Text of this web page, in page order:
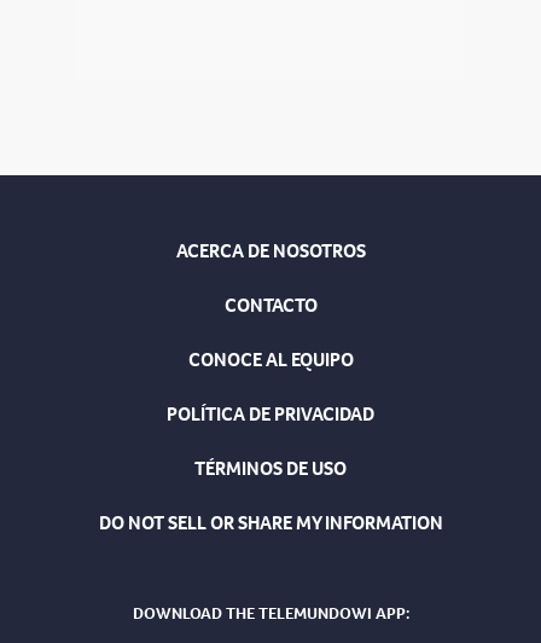
ACERCA DE NOSOTROS
CONTACTO
CONOCE AL EQUIPO
POLÍTICA DE PRIVACIDAD
TÉRMINOS DE USO
DO NOT SELL OR SHARE MY INFORMATION
DOWNLOAD THE TELEMUNDOWI APP: